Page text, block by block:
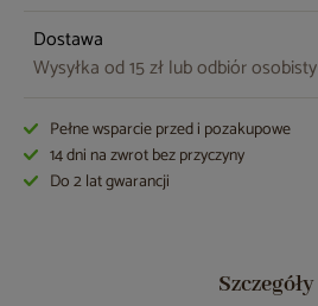
Dostawa
Wysyłka od 15 zł lub odbiór osobisty
Pełne wsparcie przed i pozakupowe
14 dni na zwrot bez przyczyny
Do 2 lat gwarancji
Szczegóły